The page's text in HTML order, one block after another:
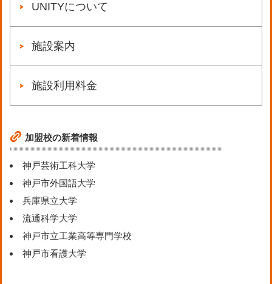
UNITYについて
施設案内
施設利用料金
加盟校の新着情報
神戸芸術工科大学
神戸市外国語大学
兵庫県立大学
流通科学大学
神戸市立工業高等専門学校
神戸市看護大学